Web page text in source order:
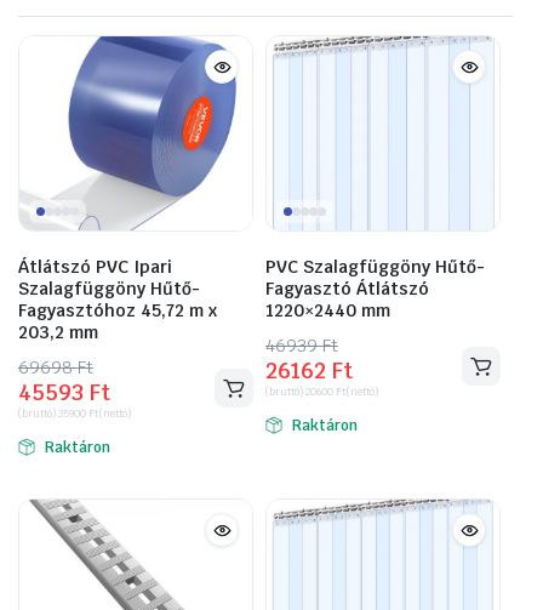
Átlátszó PVC Ipari
Szalagfüggöny Hűtő-
Fagyasztóhoz 45,72 m x
203,2 mm
69698Ft
Original
price
was:
69698 Ft.
45593 Ft
Current
price
is:
45593 Ft.
(bruttó)35900 Ft(nettó)
Raktáron
PVC Szalagfüggöny Hűtő-
Fagyasztó Átlátszó
1220×2440 mm
46939Ft
Original
price
was:
46939 Ft.
26162 Ft
Current
price
is:
26162 Ft.
(bruttó)20600 Ft(nettó)
Raktáron